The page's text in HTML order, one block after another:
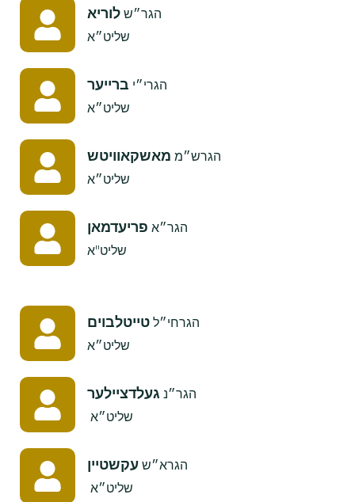
הגר״ש לוריא
שליט״א
הגרי״י ברייער
שליט״א
הגרש״מ מאשקאוויטש
הגר״א פריעדמאן
שליט"א
הגרחי״ל טייטלבוים
שליט״א
הגר״נ געלדציילער
הגרא״ש עקשטיין
שליט״א